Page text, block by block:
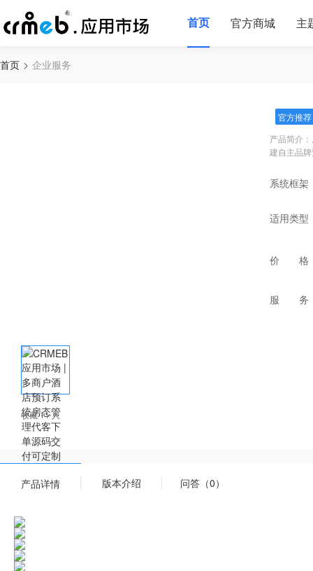
首页 官方商城 主
首页 企业服务
收藏 11 人
官方推荐
产品简介
建自主品
系统框架
适用类型
价 格
服 务
产品详情 版本介绍 问答（0）